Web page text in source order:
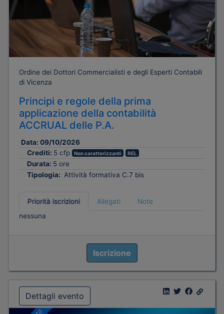
Ordine dei Dottori Commercialisti e degli Esperti Contabili
di Vicenza
Principi e regole della prima
applicazione della contabilità
ACCRUAL delle P.A.
Data: 09/10/2026
Crediti: 5 cfp Non caratterizzanti REL
Durata: 5 ore
Tipologia: Attività formativa C.7 bis
Priorità iscrizioni Allegati
Note
nessuna
Iscrizione
Dettagli evento